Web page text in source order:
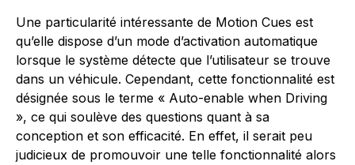
Une particularité intéressante de Motion Cues est
qu’elle dispose d’un mode d’activation automatique
lorsque le système détecte que l’utilisateur se trouve
dans un véhicule. Cependant, cette fonctionnalité est
désignée sous le terme « Auto-enable when Driving
», ce qui soulève des questions quant à sa
conception et son efficacité. En effet, il serait peu
judicieux de promouvoir une telle fonctionnalité alors